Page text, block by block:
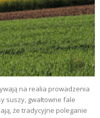
na realia prowadzenia
suszy, gwałtowne fale
że tradycyjne poleganie